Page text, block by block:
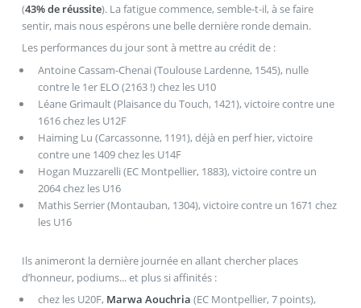
(43% de réussite). La fatigue commence, semble-t-il, à se faire
sentir, mais nous espérons une belle dernière ronde demain.
Les performances du jour sont à mettre au crédit de :
Antoine Cassam-Chenai (Toulouse Lardenne, 1545), nulle
contre le 1er ELO (2163 !) chez les U10
Léane Grimault (Plaisance du Touch, 1421), victoire contre une
1616 chez les U12F
Haiming Lu (Carcassonne, 1191), déjà en perf hier, victoire
contre une 1409 chez les U14F
Hogan Muzzarelli (EC Montpellier, 1883), victoire contre un
2064 chez les U16
Mathis Serrier (Montauban, 1304), victoire contre un 1671 chez
les U16
Ils animeront la dernière journée en allant chercher places
d’honneur, podiums... et plus si affinités :
chez les U20F, Marwa Aouchria (EC Montpellier, 7 points),